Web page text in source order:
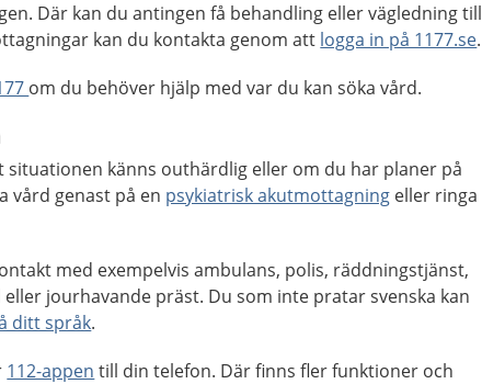
Där kan du antingen få behandling eller vägledning till
kan du kontakta genom att logga in på 1177.se.
om du behöver hjälp med var du kan söka vård.
situationen känns outhärdlig eller om du har planer på
vård genast på en psykiatrisk akutmottagning eller ringa
med exempelvis ambulans, polis, räddningstjänst,
jourhavande präst. Du som inte pratar svenska kan
ditt språk.
112-appen till din telefon. Där finns fler funktioner och